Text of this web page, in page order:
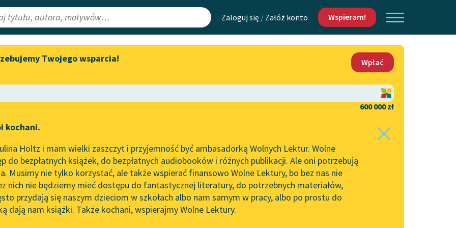
Zaloguj się / Załóż konto Wspieram!
Lektury
redakcyjne
Aktualności
„Prokurator Alicja Horn” do
literatury skandynawskiej
Spotkanie z Katarzyną Tunkiel
w Oslo
102. lata temu zmarł Joseph
Conrad
Mapa Wolnych Lektur
Leśmianator
API
OAI-PMH
Widget Wolnych Lektur
Kontakt
O projekcie
Zasady wykorzystania
Wolnych Lektur
Logotypy
Materiały promocyjne
Twojego wsparcia!
Wpłać
600 000 zł
kochani.
Holtz i mam wielki zaszczyt i przyjemność być ambasadorką Wolnych Lektur. Wolne
do bezpłatnych książek, do bezpłatnych audiobooków i różnych publikacji. Ale oni potrzebują
Musimy nie tylko korzystać, ale także wspierać finansowo Wolne Lektury, bo bez nas nie
nich nie będziemy mieć dostępu do fantastycznej literatury, do potrzebnych materiałów,
przydają się naszym dzieciom w szkołach albo nam samym w pracy, albo po prostu do
dają nam książki. Także kochani, wspierajmy Wolne Lektury.
Liryka✖ Barok✖